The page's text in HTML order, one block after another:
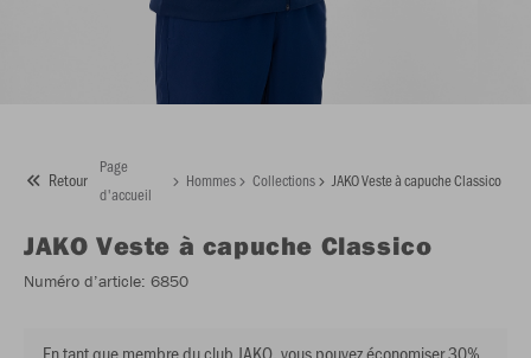
Retour
Page
d'accueil
Hommes Collections JAKO Veste à capuche Classico
JAKO Veste à capuche Classico
Numéro d’article: 6850
En tant que membre du club JAKO, vous pouvez économiser 30%